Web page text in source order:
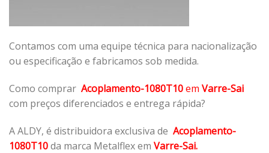
Contamos com uma equipe técnica para nacionalização
ou especificação e fabricamos sob medida.
Como comprar Acoplamento-1080T10em Varre-Sai
com preços diferenciados e entrega rápida?
A ALDY, é distribuidora exclusiva de Acoplamento-
1080T10da marca Metalflex em Varre-Sai.